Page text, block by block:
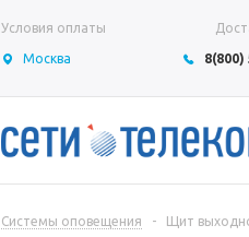
Условия оплаты
Москва 8(800)
Системы оповещения - Щит